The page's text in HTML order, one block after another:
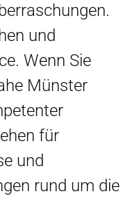
und
Wenn Sie
Münster
für
und
rund um die